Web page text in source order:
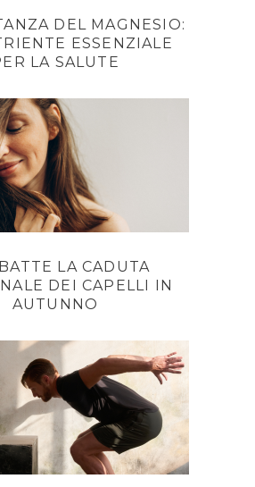
DEL MAGNESIO:
ESSENZIALE
LA SALUTE
LA CADUTA
DEI CAPELLI IN
AUTUNNO